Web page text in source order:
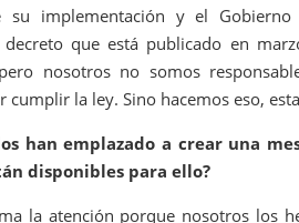
su implementación y el
que está publicado en
nosotros no somos
cumplir la ley. Sino hacemos eso,
han emplazado a crear una
disponibles para ello?
la atención porque nosotros los